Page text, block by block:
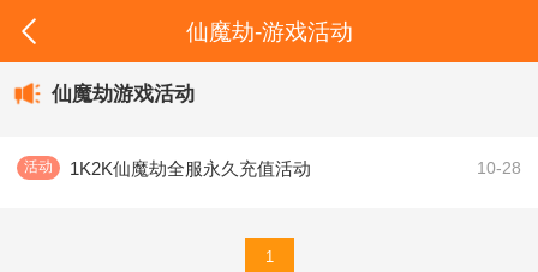
仙魔劫-游戏活动
仙魔劫游戏活动
活动 1K2K仙魔劫全服永久充值活动 10-28
1